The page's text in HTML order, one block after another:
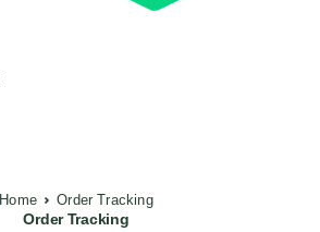
Home Order Tracking
Order Tracking